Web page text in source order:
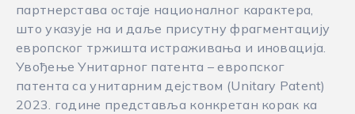
партнерстава остаје националног карактера,
што указује на и даље присутну фрагментацију
европског тржишта истраживања и иновација.
Увођење Унитарног патента – европског
патента са унитарним дејством (Unitary Patent)
2023. године представља конкретан корак ка